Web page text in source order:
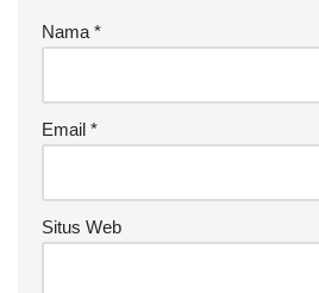
Nama *
Email *
Situs Web